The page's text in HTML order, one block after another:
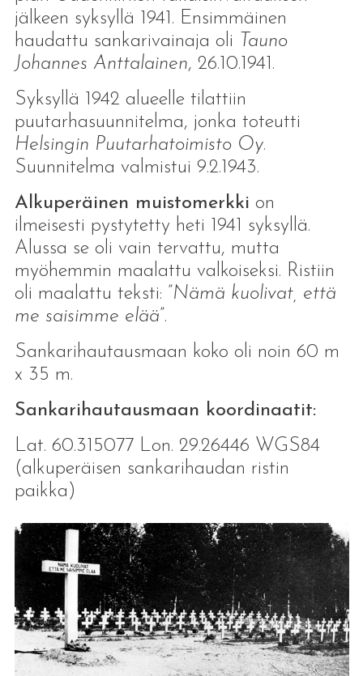
jälkeen syksyllä 1941. Ensimmäinen
haudattu sankarivainaja oli Tauno
Johannes Anttalainen, 26.10.1941.
Syksyllä 1942 alueelle tilattiin
puutarhasuunnitelma, jonka toteutti
Helsingin Puutarhatoimisto Oy.
Suunnitelma valmistui 9.2.1943.
Alkuperäinen muistomerkki on
ilmeisesti pystytetty heti 1941 syksyllä.
Alussa se oli vain tervattu, mutta
myöhemmin maalattu valkoiseksi. Ristiin
oli maalattu teksti: ”Nämä kuolivat, että
me saisimme elää”.
Sankarihautausmaan koko oli noin 60 m
x 35 m.
Sankarihautausmaan koordinaatit:
Lat. 60.315077 Lon. 29.26446 WGS84
(alkuperäisen sankarihaudan ristin
paikka)